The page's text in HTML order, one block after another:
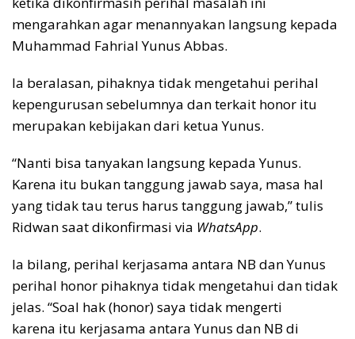
mengarahkan agar menannyakan langsung kepada
Muhammad Fahrial Yunus Abbas.
Ia beralasan, pihaknya tidak mengetahui perihal
kepengurusan sebelumnya dan terkait honor itu
merupakan kebijakan dari ketua Yunus.
“Nanti bisa tanyakan langsung kepada Yunus.
Karena itu bukan tanggung jawab saya, masa hal
yang tidak tau terus harus tanggung jawab,” tulis
Ridwan saat dikonfirmasi via WhatsApp.
Ia bilang, perihal kerjasama antara NB dan Yunus
perihal honor pihaknya tidak mengetahui dan tidak
jelas. “Soal hak (honor) saya tidak mengerti
karena itu kerjasama antara Yunus dan NB di